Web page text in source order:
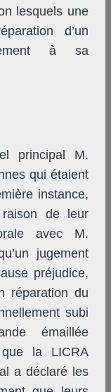
lesquels une
d’un
à sa
principal M.
qui étaient
instance,
de leur
avec M.
jugement
préjudice,
réparation du
subi
émaillée
que la LICRA
a déclaré les